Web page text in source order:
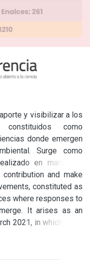
y visibilizar a los
constituidos como
donde emergen
Surge como
en marzo de
vinculadas
explotación minera a
fuentes de
Se comenzó con un
da cuenta de la
and make
constituted as
where responses to
It arises as an
2021, in which three
of wetlands, open-